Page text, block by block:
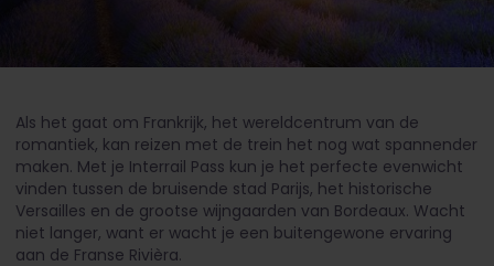
Als het gaat om Frankrijk, het wereldcentrum van de
romantiek, kan reizen met de trein het nog wat spannender
maken. Met je Interrail Pass kun je het perfecte evenwicht
vinden tussen de bruisende stad Parijs, het historische
Versailles en de grootse wijngaarden van Bordeaux. Wacht
niet langer, want er wacht je een buitengewone ervaring
aan de Franse Rivièra.